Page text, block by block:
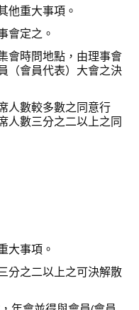
他重大事項。
會定之。
會時問地點，由理事會
（會員代表）大會之決
人數較多數之同意行
人數三分之二以上之同
大事項。
分之二以上之可決解散